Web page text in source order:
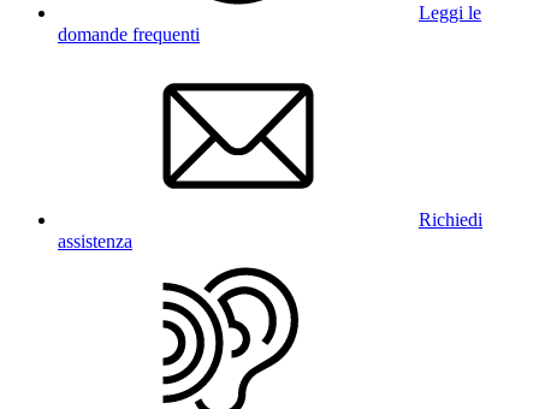
Leggi le
domande frequenti
Richiedi
assistenza